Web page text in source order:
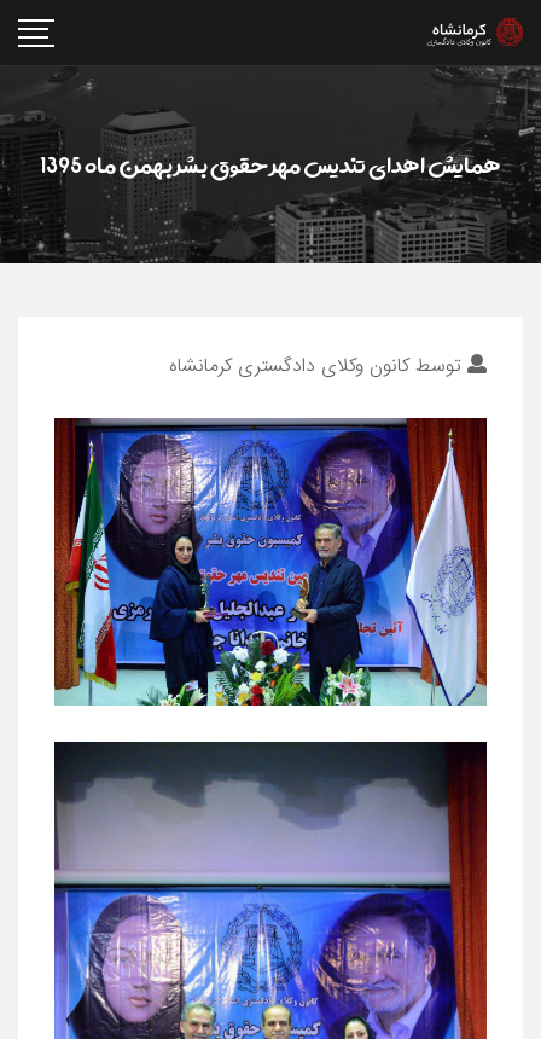
همایش اهدای تندیس مهر حقوق بشر بهمن ماه 1395
توسطکانون وکلای دادگستری کرمانشاه